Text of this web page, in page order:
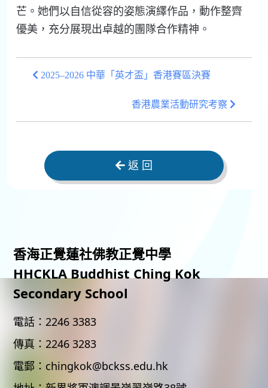
芒。她們以自信從容的姿態演繹作品，動作整齊
優美，充分展現出卓越的團隊合作精神。
2025–2026 中華「英才盃」香港賽區決賽
香港農業活動研究考察
返 回
香海正覺蓮社佛教正覺中學
HHCKLA Buddhist Ching Kok
Secondary School
電話： 2246 3383
傳真： 2246 3283
電郵： chingkok@bckss.edu.hk